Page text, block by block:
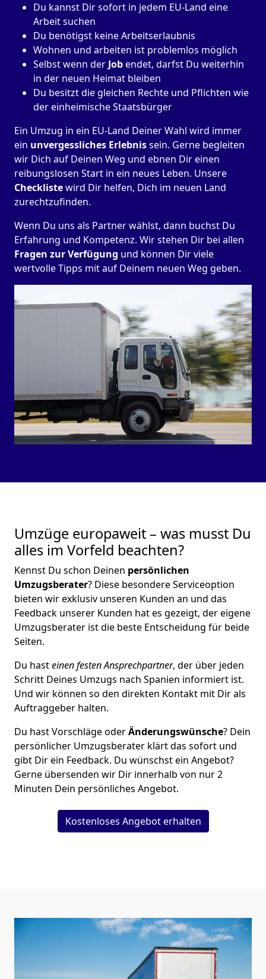
Du kannst Dir sofort in jedem EU-Land eine
Arbeit suchen
Du benötigst keine Arbeitserlaubnis
Wohnen und arbeiten ist problemlos möglich
Selbst wenn der Jobendet, darfst Du weiterhin
in der neuen Heimat bleiben
Du besitzt die gleichen Rechte und Pflichten wie
der einheimische Staatsbürger
Ein Umzug in ein EU-Land Deiner Wahl wird immer
ein unvergessliches Erlebnissein. Gerne begleiten
wir Dich auf Deinen Weg und ebnen Dir einen
reibungslosen Start in ein neues Leben. Unsere
Checklistewird Dir helfen, Dich im neuen Land
zurechtzufinden.
Wenn Du uns als Partner wählst, dann buchst Du
Erfahrung und Kompetenz. Wir stehen Dir bei allen
Fragen zur Verfügung und können Dir viele
wertvolle Tipps mit auf Deinem neuen Weg geben.
Umzüge europaweit – was musst Du
alles im Vorfeld beachten?
Kennst Du schon Deinen persönlichen
Umzugsberater? Diese besondere Serviceoption
bieten wir exklusiv unseren Kunden an und das
Feedback unserer Kunden hat es gezeigt, der eigene
Umzugsberater ist die beste Entscheidung für beide
Seiten.
Du hasteinen festen Ansprechpartner, der über jeden
Schritt Deines Umzugs nach Spanien informiert ist.
Und wir können so den direkten Kontakt mit Dir als
Auftraggeber halten.
Du hast Vorschläge oderÄnderungswünsche? Dein
persönlicher Umzugsberater klärt das sofort und
gibt Dir ein Feedback. Du wünschst ein Angebot?
Gerne übersenden wir Dir innerhalb von nur2
Minuten Dein persönliches Angebot.
Kostenloses Angebot erhalten